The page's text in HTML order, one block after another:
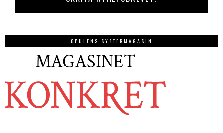
OPULENS SYSTERMAGASIN